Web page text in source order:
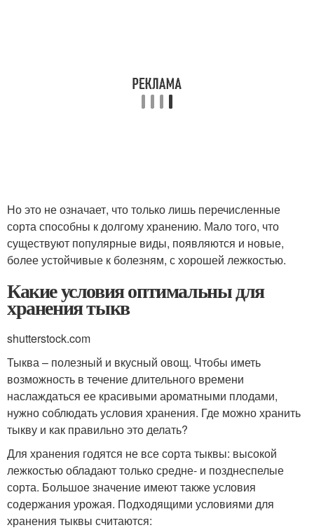
Но это не означает, что только лишь перечисленные
сорта способны к долгому хранению. Мало того, что
существуют популярные виды, появляются и новые,
более устойчивые к болезням, с хорошей лежкостью.
Какие условия оптимальны для
хранения тыкв
shutterstock.com
Тыква – полезный и вкусный овощ. Чтобы иметь
возможность в течение длительного времени
наслаждаться ее красивыми ароматными плодами,
нужно соблюдать условия хранения. Где можно хранить
тыкву и как правильно это делать?
Для хранения годятся не все сорта тыквы: высокой
лежкостью обладают только средне- и позднеспелые
сорта. Большое значение имеют также условия
содержания урожая. Подходящими условиями для
хранения тыквы считаются: